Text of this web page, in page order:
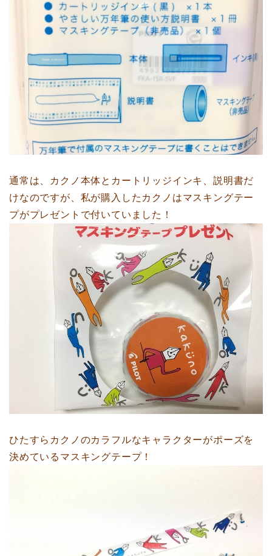
通常は、カクノ本体とカートリッジインキ、説明書だ
けなのですが、私が購入したカクノはマスキングテー
プがプレゼントで付いていました！
ひたすらカクノのカラフルなキャラクターがポーズを
決めているマスキングテープ！